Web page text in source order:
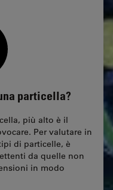
particella?
più alto è il
Per valutare in
di particelle, è
da quelle non
in modo